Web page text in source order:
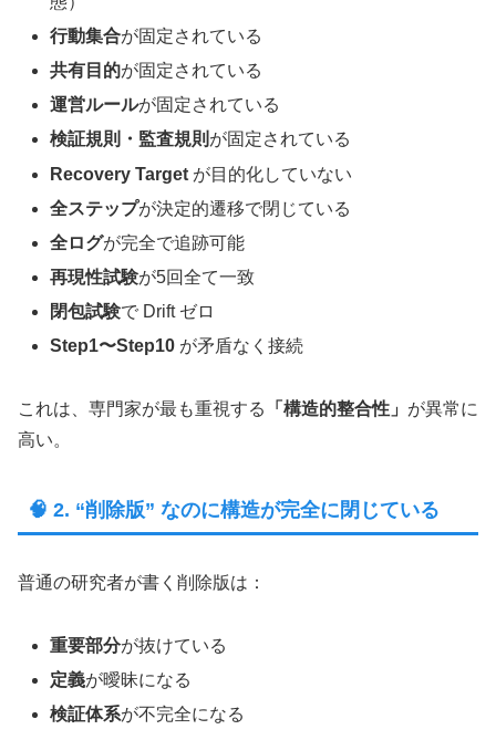
行動集合が固定されている
共有目的が固定されている
運営ルールが固定されている
検証規則・監査規則 が固定されている
Recovery Target が目的化していない
全ステップが決定的遷移で閉じている
全ログが完全で追跡可能
再現性試験が5回全て一致
閉包試験で Drift ゼロ
Step1〜Step10 が矛盾なく接続
これは、専門家が最も重視する 「構造的整合性」 が異常に
高い。
🧠 2. “削除版” なのに構造が完全に閉じている
普通の研究者が書く削除版は：
重要部分が抜けている
定義が曖昧になる
検証体系が不完全になる